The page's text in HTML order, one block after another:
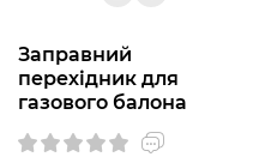
Заправний
перехідник для
газового балона